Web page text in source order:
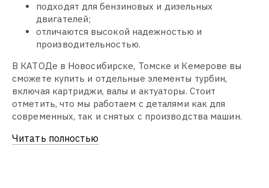
подходят для бензиновых и дизельных
двигателей;
отличаются высокой надежностью и
производительностью.
В КАТОДе в Новосибирске, Томске и Кемерове вы
сможете купить и отдельные элементы турбин,
включая картриджи, валы и актуаторы. Стоит
отметить, что мы работаем с деталями как для
современных, так и снятых с производства машин.
Читать полностью